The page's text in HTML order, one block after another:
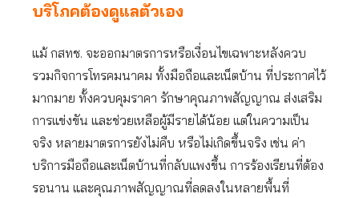
บริโภคต้องดูแลตัวเอง
แม้ กสทช. จะออกมาตรการหรือเงื่อนไขเฉพาะหลังควบ
รวมกิจการโทรคมนาคม ทั้งมือถือและเน็ตบ้าน ที่ประกาศไว้
มากมาย ทั้งควบคุมราคา รักษาคุณภาพสัญญาณ ส่งเสริม
การแข่งขัน และช่วยเหลือผู้มีรายได้น้อย แต่ในความเป็น
จริง หลายมาตรการยังไม่คืบ หรือไม่เกิดขึ้นจริง เช่น ค่า
บริการมือถือและเน็ตบ้านที่กลับแพงขึ้น การร้องเรียนที่ต้อง
รอนาน และคุณภาพสัญญาณที่ลดลงในหลายพื้นที่